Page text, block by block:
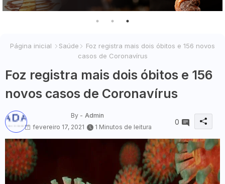
Página inicial Saúde
Foz registra mais dois óbitos e 156 novos
casos de Coronavírus
Foz registra mais dois óbitos e 156
novos casos de Coronavírus
By - Admin
fevereiro 17, 2021
1 Minutos de leitura
0